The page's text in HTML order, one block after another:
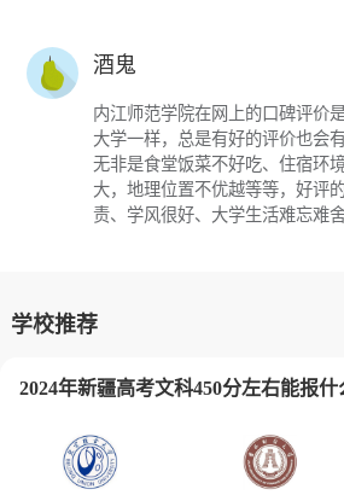
酒鬼
内江师范学院在网上的口碑评价
大学一样，总是有好的评价也会
无非是食堂饭菜不好吃、住宿环
大，地理位置不优越等等，好评
责、学风很好、大学生活难忘难舍
学校推荐
2024年新疆高考文科450分左右能报什